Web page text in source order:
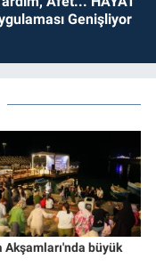
Genişliyor
Akşamları'nda büyük